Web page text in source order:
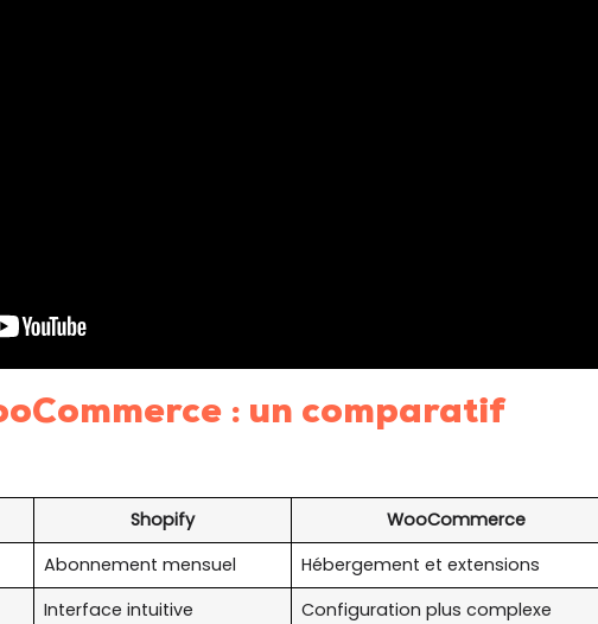
: un comparatif
Shopify
WooCommerce
Abonnement mensuel
Hébergement et extensions
Interface intuitive
Configuration plus complexe